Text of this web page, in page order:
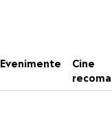
Evenimente
Cine